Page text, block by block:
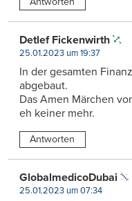
Detlef Fickenwirth
25.01.2023 um 19:37
In der gesamten
abgebaut.
Das Amen Märchen
eh keiner mehr.
Antworten
GlobalmedicoDubai
25.01.2023 um 07:34